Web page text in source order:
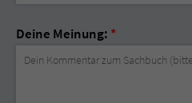
Deine Meinung: *